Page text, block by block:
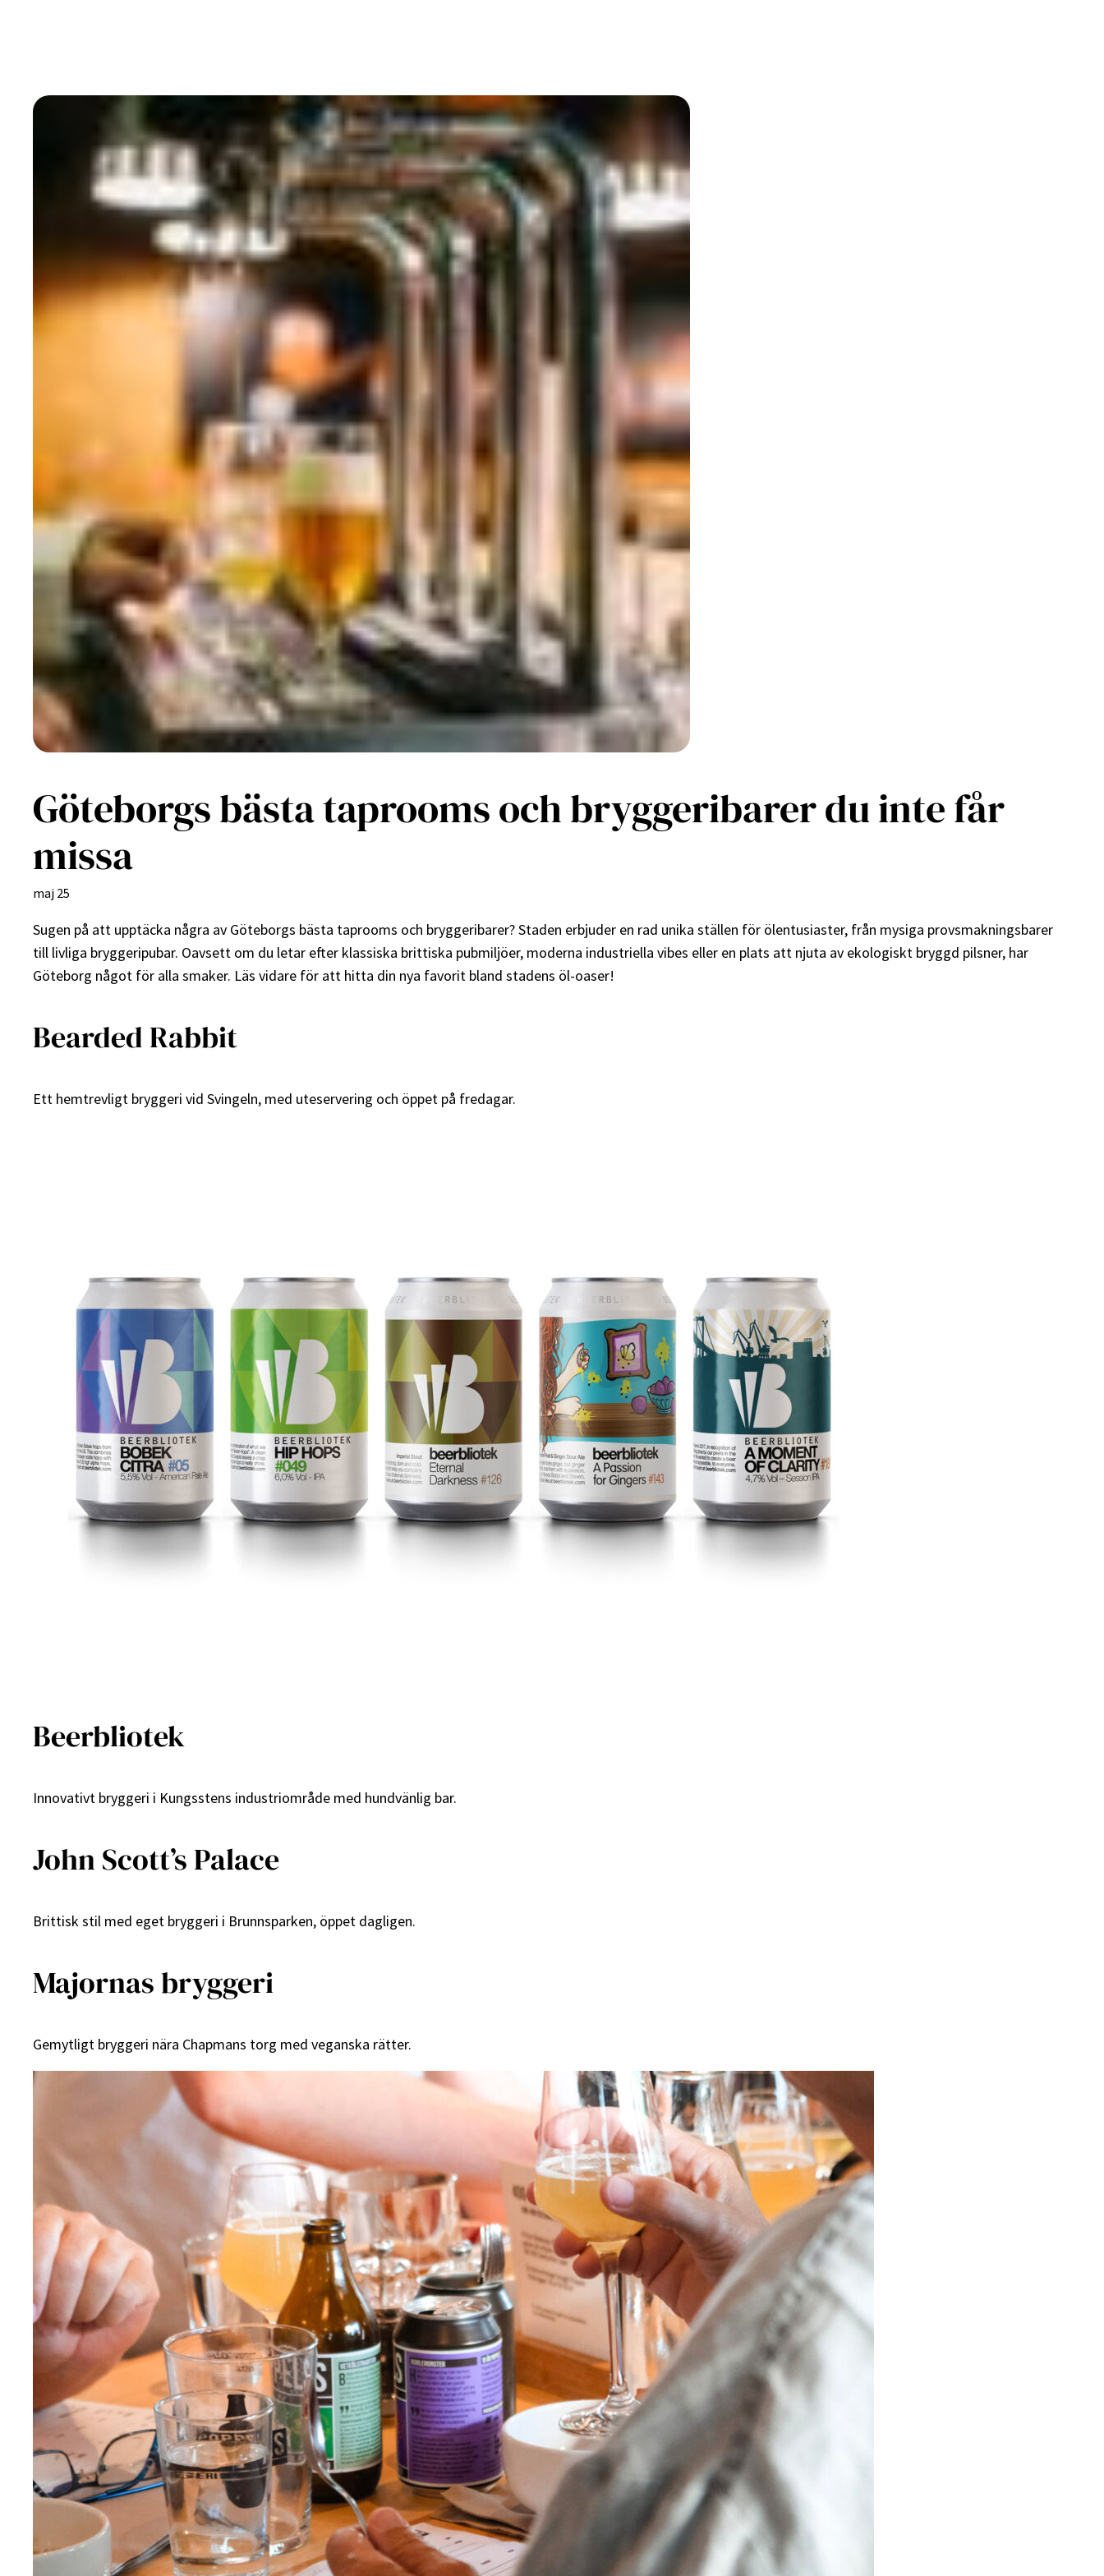
Göteborgs bästa taprooms och bryggeribarer du inte får
missa
maj 25
Sugen på att upptäcka några av Göteborgs bästa taprooms och bryggeribarer? Staden erbjuder en rad unika ställen för ölentusiaster, från mysiga provsmakningsbarer
till livliga bryggeripubar. Oavsett om du letar efter klassiska brittiska pubmiljöer, moderna industriella vibes eller en plats att njuta av ekologiskt bryggd pilsner, har
Göteborg något för alla smaker. Läs vidare för att hitta din nya favorit bland stadens öl-oaser!
Bearded Rabbit
Ett hemtrevligt bryggeri vid Svingeln, med uteservering och öppet på fredagar.
Beerbliotek
Innovativt bryggeri i Kungsstens industriområde med hundvänlig bar.
John Scott’s Palace
Brittisk stil med eget bryggeri i Brunnsparken, öppet dagligen.
Majornas bryggeri
Gemytligt bryggeri nära Chapmans torg med veganska rätter.